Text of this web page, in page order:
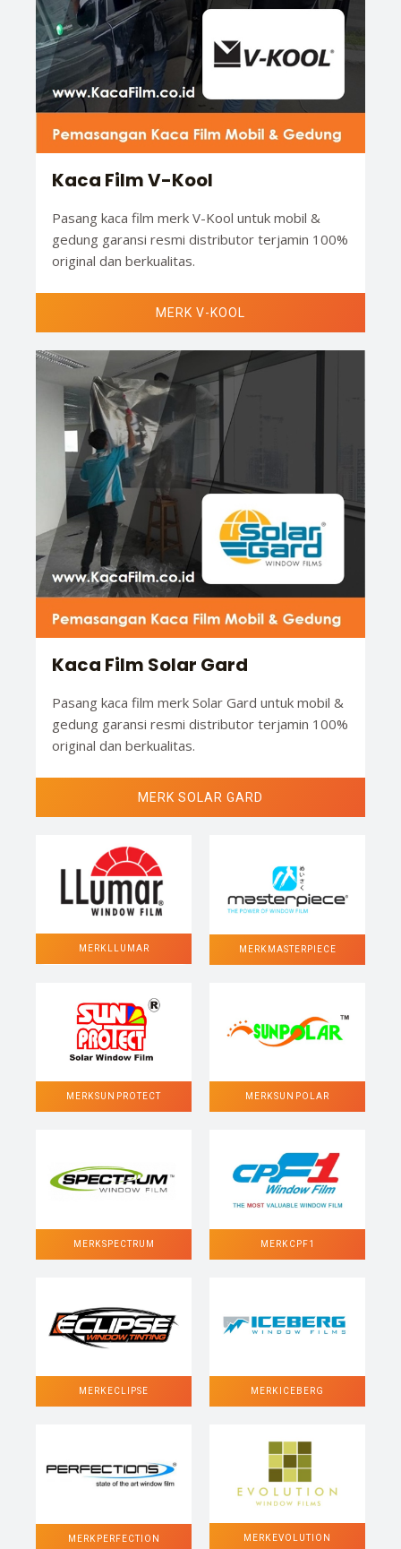
Kaca Film V-Kool
Pasang kaca film merk V-Kool untuk mobil &
gedung garansi resmi distributor terjamin 100%
original dan berkualitas.
MERK V-KOOL
Kaca Film Solar Gard
Pasang kaca film merk Solar Gard untuk mobil &
gedung garansi resmi distributor terjamin 100%
original dan berkualitas.
MERK SOLAR GARD
MERK LLUMAR MERK MASTERPIECE
MERK SUN PROTECT MERK SUN POLAR
MERK SPECTRUM MERK CPF1
MERK ECLIPSE MERK ICEBERG
MERK PERFECTION MERK EVOLUTION